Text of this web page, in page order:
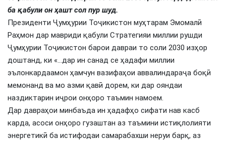
ба қабули он ҳашт сол пур шуд.
Президенти Ҷумҳурии Тоҷикистон муҳтарам Эмомалӣ
Раҳмон дар мавриди қабули Стратегияи миллии рушди
Ҷумҳурии Тоҷикистон барои давраи то соли 2030 изҳор
доштанд, ки «…дар ин санад се ҳадафи миллии
эълонкардаамон ҳамчун вазифаҳои аввалиндараҷа боқӣ
мемонанд ва мо азми қавӣ дорем, ки дар ояндаи
наздиктарин иҷрои онҳоро таъмин намоем.
Дар давраҳои минбаъда ин ҳадафҳо сифати нав касб
карда, асоси онҳоро гузаштан аз таъмини истиқлолияти
энергетикӣ ба истифодаи самарабахши неруи барқ, аз